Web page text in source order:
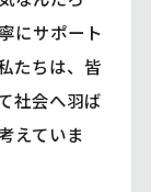
にサポート
たちは、皆
社会へ羽ば
えていま